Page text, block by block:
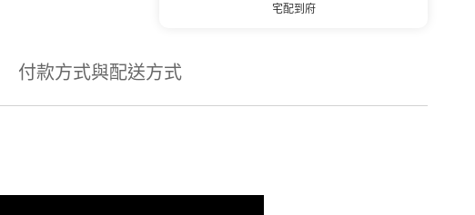
宅配到府
付款方式與配送方式